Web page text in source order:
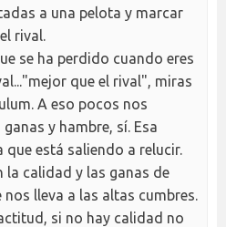
a una pelota y marcar
rival.
se ha perdido cuando eres
que el rival", miras
A eso pocos nos
ganas y hambre, sí. Esa
está saliendo a relucir.
la calidad y las ganas de
nos lleva a las altas cumbres.
si no hay calidad no